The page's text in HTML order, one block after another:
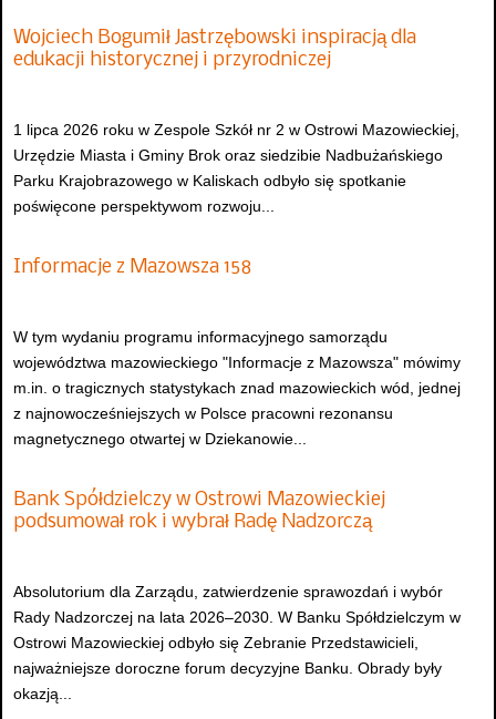
Wojciech Bogumił Jastrzębowski inspiracją dla
edukacji historycznej i przyrodniczej
1 lipca 2026 roku w Zespole Szkół nr 2 w Ostrowi Mazowieckiej,
Urzędzie Miasta i Gminy Brok oraz siedzibie Nadbużańskiego
Parku Krajobrazowego w Kaliskach odbyło się spotkanie
poświęcone perspektywom rozwoju...
Informacje z Mazowsza 158
W tym wydaniu programu informacyjnego samorządu
województwa mazowieckiego "Informacje z Mazowsza" mówimy
m.in. o tragicznych statystykach znad mazowieckich wód, jednej
z najnowocześniejszych w Polsce pracowni rezonansu
magnetycznego otwartej w Dziekanowie...
Bank Spółdzielczy w Ostrowi Mazowieckiej
podsumował rok i wybrał Radę Nadzorczą
Absolutorium dla Zarządu, zatwierdzenie sprawozdań i wybór
Rady Nadzorczej na lata 2026–2030. W Banku Spółdzielczym w
Ostrowi Mazowieckiej odbyło się Zebranie Przedstawicieli,
najważniejsze doroczne forum decyzyjne Banku. Obrady były
okazją...